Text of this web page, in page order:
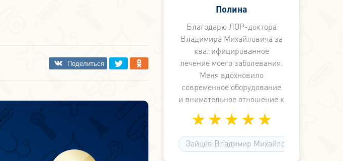
просто знают, а могут и
делают.
Полина
Благодарю ЛОР-доктора
Владимира Михайловича за
квалифицированное
лечение моего заболевания.
Меня вдохновило
современное оборудование
и внимательное отношение к
отличный коллектив
медработников. Так держать,
доктор Зайцев!
Зайцев Владимир Михайлович